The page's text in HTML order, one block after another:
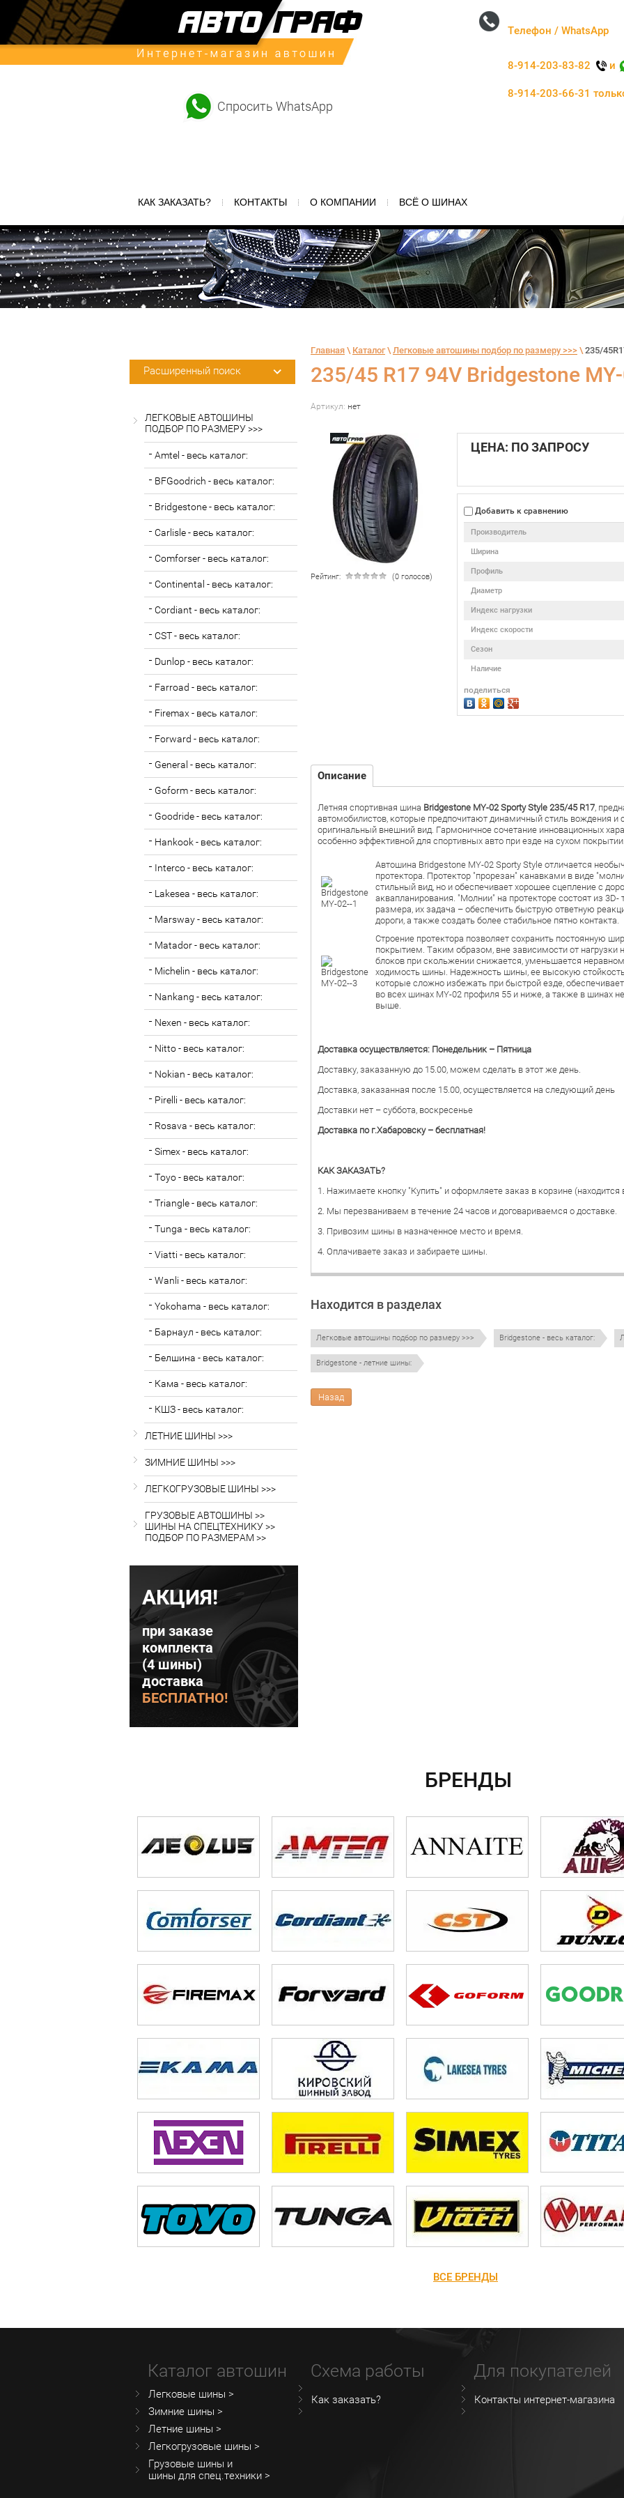
Телефон / WhatsApp
8-914-203-83-82 и
8-914-203-66-31
Спросить WhatsApp
КАК ЗАКАЗАТЬ? КОНТАКТЫ О КОМПАНИИ ВСЁ О ШИНАХ
Главная \ Каталог \ Легковые автошины подбор по размеру >>> \ 235/
235/45 R17 94V Bridgestone
Артикул: нет
Рейтинг: (0 голосов)
ЦЕНА: ПО ЗАПРОСУ
Добавить к сравнению
Производитель
Ширина
Профиль
Диаметр
Индекс нагрузки
Индекс скорости
Сезон
Наличие
поделиться
Описание
Летняя спортивная шина Bridgestone MY-02 Sporty Style 235/45 R17,
автомобилистов, которые предпочитают динамичный стиль вождения
оригинальный внешний вид. Гармоничное сочетание инновационных
особенно эффективной для спортивных авто при езде на сухом покрытии.
Автошина Bridgestone MY-02 Sporty Style отличается
протектора. Протектор "прорезан" канавками в виде
стильный вид, но и обеспечивает хорошее сцепление с
аквапланирования. "Молнии" на протекторе состоят из 3D-
размера, их задача – обеспечить быструю ответную
дороги, а также создать более стабильное пятно контакта.
Строение протектора позволяет сохранить постоянную
покрытием. Таким образом, вне зависимости от
блоков при скольжении снижается, уменьшается
ходимость шины. Надежность шины, ее высокую
которые сложно избежать при быстрой езде,
во всех шинах MY-02 профиля 55 и ниже, а также в шинах
выше.
Доставка осуществляется: Понедельник – Пятница
Доставку, заказанную до 15.00, можем сделать в этот же день.
Доставка, заказанная после 15.00, осуществляется на следующий день
Доставки нет – суббота, воскресенье
Доставка по г.Хабаровску – бесплатная!
КАК ЗАКАЗАТЬ?
1. Нажимаете кнопку "Купить" и оформляете заказ в корзине (находится
2. Мы перезваниваем в течение 24 часов и договариваемся о доставке.
3. Привозим шины в назначенное место и время.
4. Оплачиваете заказ и забираете шины.
Находится в разделах
Легковые автошины подбор по размеру >>> Bridgestone - весь каталог:
Bridgestone - летние шины:
Назад
Расширенный поиск
ЛЕГКОВЫЕ АВТОШИНЫ
ПОДБОР ПО РАЗМЕРУ >>>
Amtel - весь каталог:
BFGoodrich - весь каталог:
Bridgestone - весь каталог:
Carlisle - весь каталог:
Comforser - весь каталог:
Continental - весь каталог:
Cordiant - весь каталог:
CST - весь каталог:
Dunlop - весь каталог:
Farroad - весь каталог:
Firemax - весь каталог:
Forward - весь каталог:
General - весь каталог:
Goform - весь каталог:
Goodride - весь каталог:
Hankook - весь каталог:
Interco - весь каталог:
Lakesea - весь каталог:
Marsway - весь каталог:
Matador - весь каталог:
Michelin - весь каталог:
Nankang - весь каталог:
Nexen - весь каталог:
Nitto - весь каталог:
Nokian - весь каталог:
Pirelli - весь каталог:
Rosava - весь каталог:
Simex - весь каталог:
Toyo - весь каталог:
Triangle - весь каталог:
Tunga - весь каталог:
Viatti - весь каталог:
Wanli - весь каталог:
Yokohama - весь каталог:
Барнаул - весь каталог:
Белшина - весь каталог:
Кама - весь каталог:
КШЗ - весь каталог:
ЛЕТНИЕ ШИНЫ >>>
ЗИМНИЕ ШИНЫ >>>
ЛЕГКОГРУЗОВЫЕ ШИНЫ >>>
ГРУЗОВЫЕ АВТОШИНЫ >>
ШИНЫ НА СПЕЦТЕХНИКУ >>
ПОДБОР ПО РАЗМЕРАМ >>
АКЦИЯ!
при заказе
комплекта
(4 шины)
доставка
БЕСПЛАТНО!
БРЕНДЫ
ВСЕ БРЕНДЫ
Каталог автошин
Легковые шины >
Зимние шины >
Летние шины >
Легкогрузовые шины >
Грузовые шины и
шины для спец.техники >
Схема работы
Как заказать?
Для покупателей
Контакты интернет-магазина